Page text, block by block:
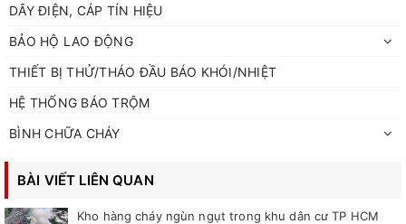
DÂY ĐIỆN, CÁP TÍN HIỆU
BẢO HỘ LAO ĐỘNG
THIẾT BỊ THỬ/THÁO ĐẦU BÁO KHÓI/NHIỆT
HỆ THỐNG BÁO TRỘM
BÌNH CHỮA CHÁY
BÀI VIẾT LIÊN QUAN
Kho hàng cháy ngùn ngụt trong khu dân cư TP HCM